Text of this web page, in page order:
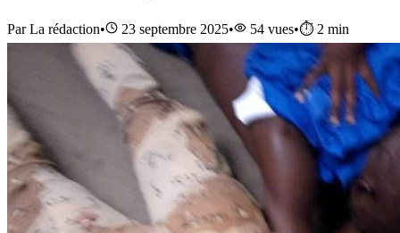
ParLa rédaction• 23 septembre 2025• 54 vues•⏱️ 2 min